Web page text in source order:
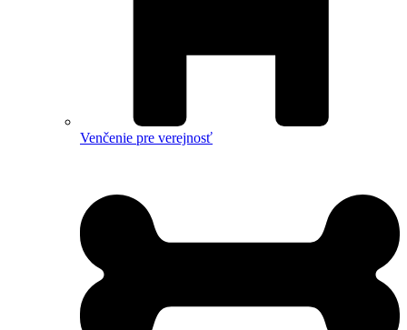
Venčenie pre verejnosť